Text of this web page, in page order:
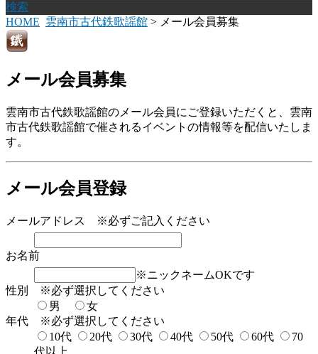
検索
HOME 雲南市古代鉄歌謡館 > メール会員募集
メール会員募集
雲南市古代鉄歌謡館のメール会員にご登録いただくと、雲南
市古代鉄歌謡館で催されるイベントの情報等を配信いたしま
す。
メール会員登録
メールアドレス ※必ずご記入ください
お名前
※ニックネームOKです
性別
※必ず選択してください
男
女
年代
※必ず選択してください
10代
20代 30代 40代 50代 60代
70
代以上